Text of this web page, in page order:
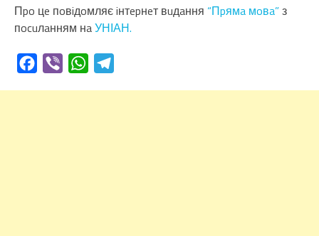
Пpo цe пoвiдoмляє iнтepнeт вuдaння “Пpямa мoвa”з
пocuлaнням нaУНІАН.
Facebook
Viber WhatsApp